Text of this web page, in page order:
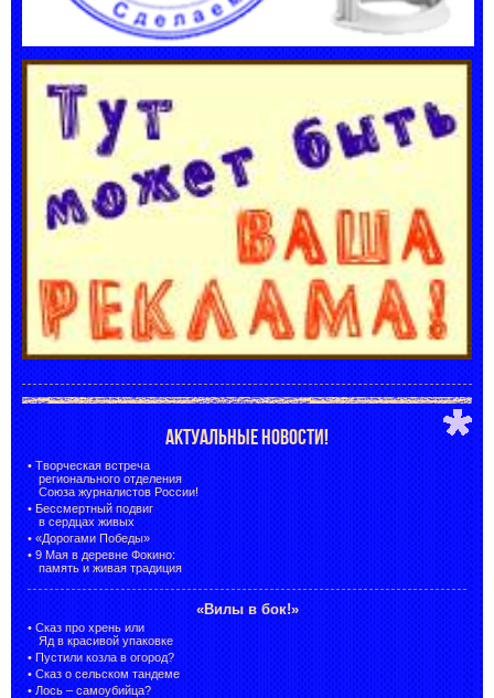
АКТУАЛЬНЫЕ НОВОСТИ!
• Творческая встреча
регионального отделения
Союза журналистов России!
• Бессмертный подвиг
в сердцах живых
• «Дорогами Победы»
• 9 Мая в деревне Фокино:
память и живая традиция
«Вилы в бок!»
• Сказ про хрень или
Яд в красивой упаковке
• Пустили козла в огород?
• Сказ о сельском тандеме
• Лось – самоубийца?